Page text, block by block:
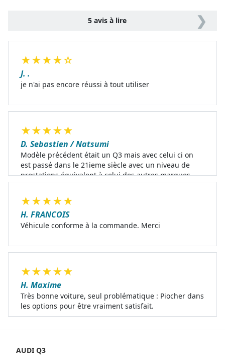
5 avis à lire ❯
★★★★☆
J. .
je n'ai pas encore réussi à tout utiliser
★★★★★
D. Sebastien / Natsumi
Modèle précédent était un Q3 mais avec celui ci on
est passé dans le 21ieme siècle avec un niveau de
prestations équivalent à celui des autres marques
premium
★★★★★
H. FRANCOIS
Véhicule conforme à la commande. Merci
★★★★★
H. Maxime
Très bonne voiture, seul problématique : Piocher dans
les options pour être vraiment satisfait.
AUDI Q3